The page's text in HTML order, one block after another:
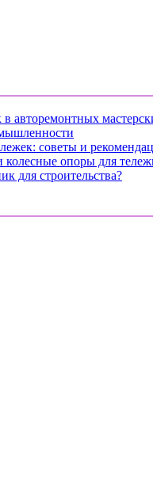
авторемонтных
советы и
колесные опоры для
для строительства?